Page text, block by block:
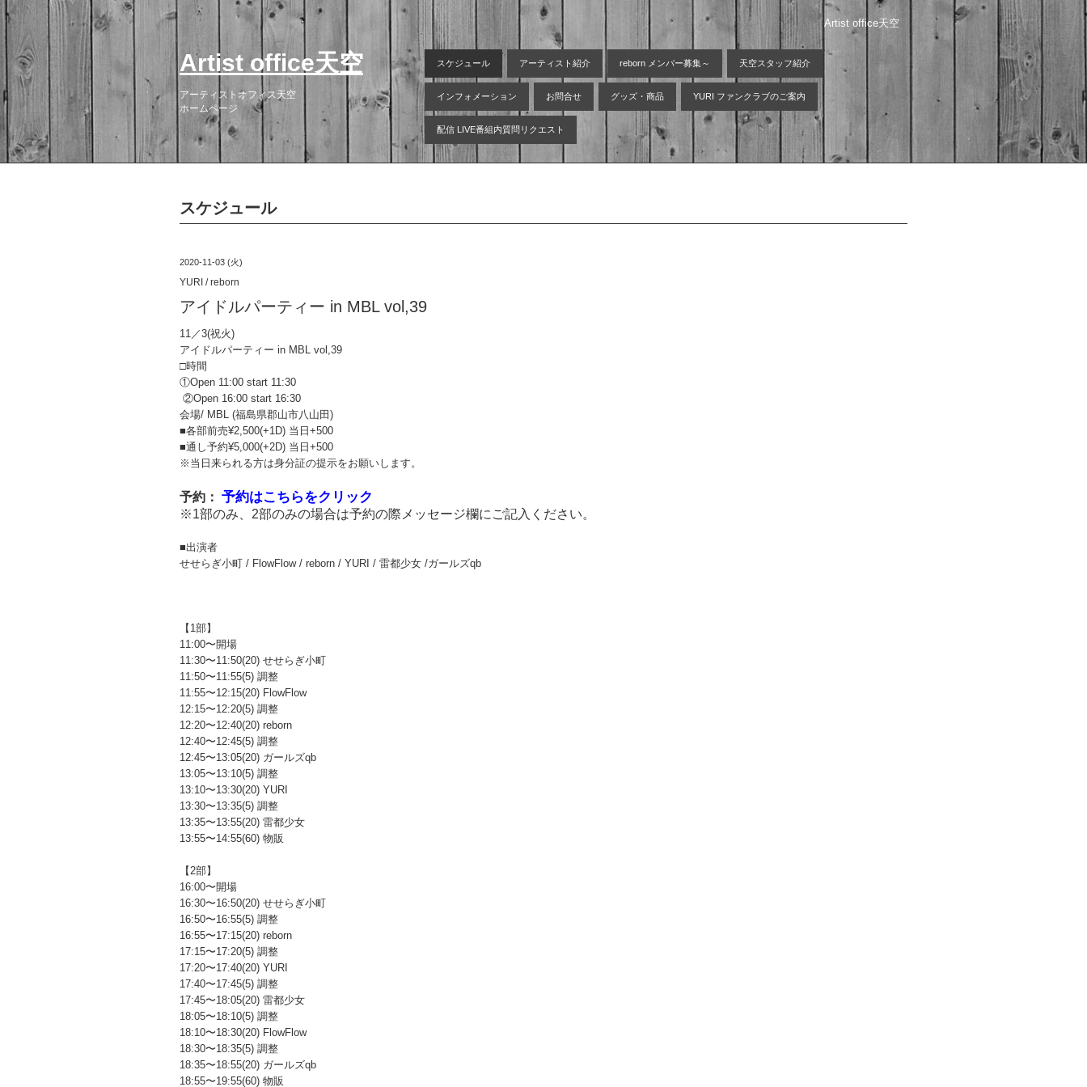
Artist office天空
Artist office天空
アーティストオフィス天空
ホームページ
スケジュール アーティスト紹介 reborn メンバー募集～ 天空スタッフ紹介
インフォメーション お問合せ グッズ・商品 YURI ファンクラブのご案内
配信 LIVE番組内質問リクエスト
スケジュール
2020-11-03 (火)
YURI / reborn
アイドルパーティー in MBL vol,39
11／3(祝火)
アイドルパーティー in MBL vol,39
□時間‬
‪①Open 11:00 start 11:30
‪ ②Open 16:00 start 16:30
‪会場/ MBL (福島県郡山市八山田)‬
‪■各部前売¥2,500(+1D) 当日+500
‪■通し予約¥5,000(+2D) 当日+500
※当日来られる方は身分証の提示をお願いします。
予約： 予約はこちらをクリック
※1部のみ、2部のみの場合は予約の際メッセージ欄にご記入ください。
‪■出演者‬
‪せせらぎ小町 / FlowFlow / reborn / YURI / 雷都少女 /ガールズqb
【1部】
11:00〜開場
11:30〜11:50(20) せせらぎ小町
11:50〜11:55(5) 調整
11:55〜12:15(20) FlowFlow
12:15〜12:20(5) 調整
12:20〜12:40(20) reborn
12:40〜12:45(5) 調整
12:45〜13:05(20) ガールズqb
13:05〜13:10(5) 調整
13:10〜13:30(20) YURI
13:30〜13:35(5) 調整
13:35〜13:55(20) 雷都少女
13:55〜14:55(60) 物販
【2部】
16:00〜開場
16:30〜16:50(20) せせらぎ小町
16:50〜16:55(5) 調整
16:55〜17:15(20) reborn
17:15〜17:20(5) 調整
17:20〜17:40(20) YURI
17:40〜17:45(5) 調整
17:45〜18:05(20) 雷都少女
18:05〜18:10(5) 調整
18:10〜18:30(20) FlowFlow
18:30〜18:35(5) 調整
18:35〜18:55(20) ガールズqb
18:55〜19:55(60) 物販